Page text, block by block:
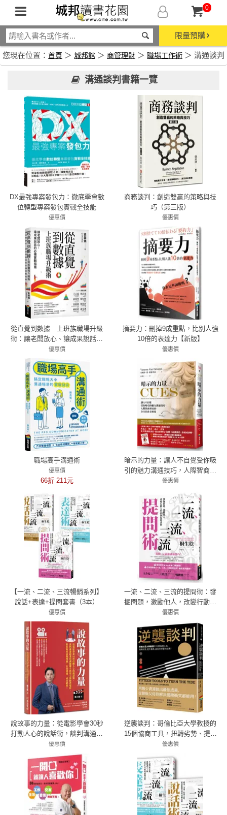
0
限量預購
您現在位置： 首頁 ＞ 城邦館 ＞ 商管理財 ＞ 職場工作術 ＞ 溝通談判
溝通談判書籍一覽
DX最強專案發包力：徹底學會數
位轉型專案發包實戰全技能
優惠價
79折 514元
商務談判：創造雙贏的策略與技
巧（第三版）
優惠價
79折 419元
從直覺到數據 上班族職場升級
術：讓老闆放心、讓成果說話的
必備實戰指南
優惠價
79折 379元
摘要力：刪掉9成重點，比別人強
10倍的表達力【新版】
優惠價
職場高手溝通術
優惠價
66折 211元
暗示的力量：讓人不自覺受你吸
引的魅力溝通技巧，人際智商專
家的全方位社交密技
優惠價
【一流、二流、三流暢銷系列】
說話+表達+提問套書（3本）
優惠價
7折 763元
一流、二流、三流的提問術：發
掘問題，激勵他人，改變行動力
的48個提問訣竅
優惠價
7折 266元
說故事的力量：從電影學會30秒
打動人心的說話術，談判溝通超
業培訓師鄭立德用七部經典電
影，教你如何談判雙贏、有效溝
通、成功銷售！
優惠價
79折 316元
逆襲談判：哥倫比亞大學教授的
15個協商工具，扭轉劣勢、提升
籌碼，達成你想要的結果！
優惠價